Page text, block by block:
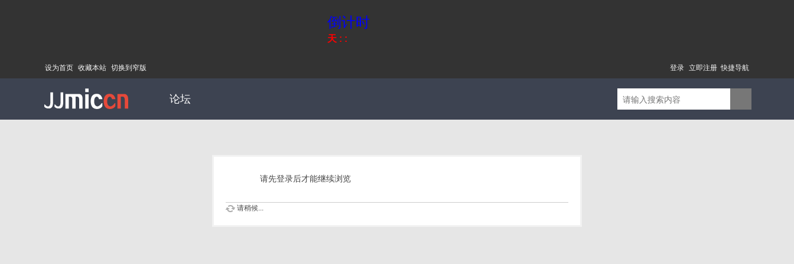
倒计时
天 : :
设为首页 收藏本站 切换到窄版 快捷导航
登录 立即注册
论坛
请先登录后才能继续浏览
请稍候...